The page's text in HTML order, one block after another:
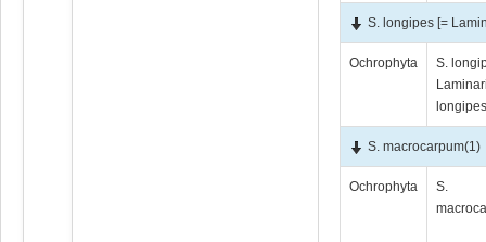
S. longipes [=
Ochrophyta
S.
S. macrocarpum(1)
Ochrophyta
S.